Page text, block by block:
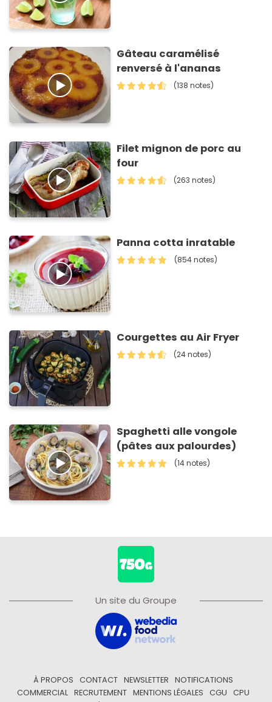
Gâteau caramélisé
renversé à l'ananas
(138 notes)
Filet mignon de porc au
four
(263 notes)
Panna cotta inratable
(854 notes)
Courgettes au Air Fryer
(24 notes)
Spaghetti alle vongole
(pâtes aux palourdes)
(14 notes)
Un site du Groupe
À PROPOS CONTACT NEWSLETTER
NOTIFICATIONS
COMMERCIAL
RECRUTEMENT MENTIONS LÉGALES CGU
CPU